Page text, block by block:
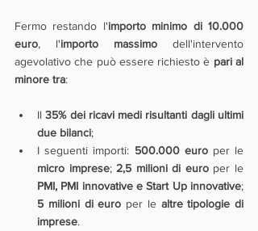
Fermo restando l'importo minimo di 10.000
euro, l'importo massimo dell'intervento
agevolativo che può essere richiesto è pari al
minore tra:
Il 35% dei ricavi medi risultanti dagli ultimi
due bilanci;
I seguenti importi: 500.000 euro
micro imprese; 2,5 milioni di euro
PMI, PMI innovative e Start Up innovative
5 milioni di euro per le altre tipologie di
imprese.